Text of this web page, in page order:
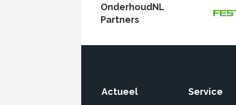
OnderhoudNL
Partners
Actueel Service